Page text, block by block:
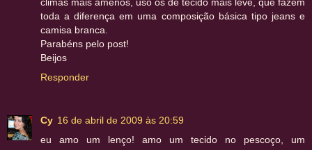
toda a diferença em uma composição básica tipo jeans e
camisa branca.
Parabéns pelo post!
Beijos
Responder
Cy 16 de abril de 2009 às 20:59
eu amo um lenço! amo um tecido no pescoço, um